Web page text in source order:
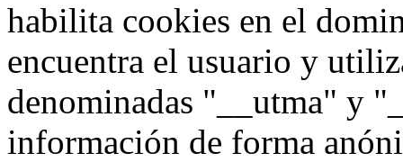
habilita cookies en el
encuentra el usuario y
denominadas "__utma" y
información de forma